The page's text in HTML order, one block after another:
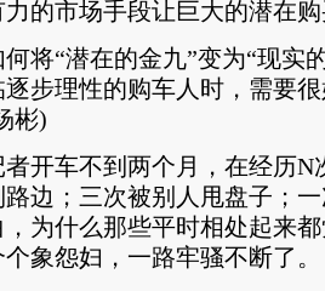
力的市场手段让巨大的潜在
“潜在的金九”变为“现实
逐步理性的购车人时，需要
彬)
车不到两个月，在经历N
路边；三次被别人甩盘子；
，为什么那些平时相处起来
象怨妇，一路牢骚不断了。